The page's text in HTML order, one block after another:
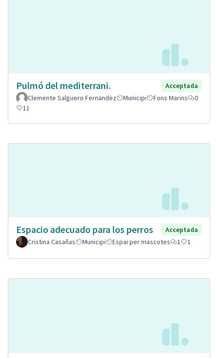
Pulmó del mediterrani.
Acceptada
Clemente Salguero Fernandez
Municipi Fons Marins
0
11
Espacio adecuado para los perros
Acceptada
Cristina Casañas
Municipi Espai per mascotes 1 1